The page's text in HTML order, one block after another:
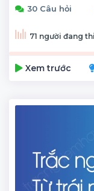
30 Câu hỏi
71 người đang thi
Xem trước